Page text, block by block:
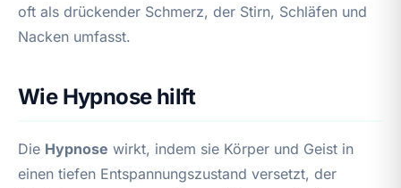
oft als drückender Schmerz, der Stirn, Schläfen und
Nacken umfasst.
Wie Hypnose hilft
Die Hypnose wirkt, indem sie Körper und Geist in
einen tiefen Entspannungszustand versetzt, der